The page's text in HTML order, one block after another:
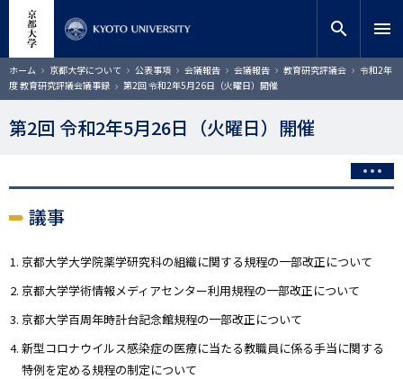
コ
ン
テ
ン
ツ
動
サイト内検索
検索
search menu
ホーム 京都大学について 公表事項 会議報告 会議報告 教育研究評議会
令和2年
度 教育研究評議会議事録
第2回 令和2年5月26日（火曜日）開催
第2回 令和2年5月26日（火曜日）開催
議事
京都大学大学院薬学研究科の組織に関する規程の一部改正について
京都大学学術情報メディアセンター利用規程の一部改正について
京都大学百周年時計台記念館規程の一部改正について
新型コロナウイルス感染症の医療に当たる教職員に係る手当に関する
特例を定める規程の制定について